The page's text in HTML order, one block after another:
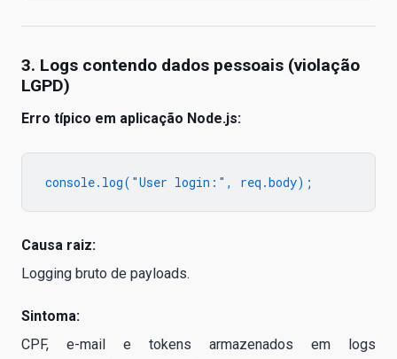
3. Logs contendo dados pessoais (violação
LGPD)
Erro típico em aplicação Node.js:
Causa raiz:
Logging bruto de payloads.
Sintoma:
CPF, e-mail e tokens armazenados em logs